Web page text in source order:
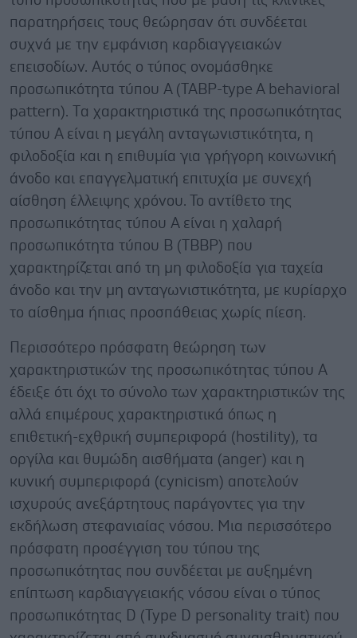
παρατηρήσεις τους θεώρησαν ότι συνδέεται
συχνά με την εμφάνιση καρδιαγγειακών
επεισοδίων. Αυτός ο τύπος ονομάσθηκε
προσωπικότητα τύπου Α (ΤΑΒP-type A behavioral
pattern). Tα χαρακτηριστικά της προσωπικότητας
τύπου Α είναι η μεγάλη ανταγωνιστικότητα, η
φιλοδοξία και η επιθυμία για γρήγορη κοινωνική
άνοδο και επαγγελματική επιτυχία με συνεχή
αίσθηση έλλειψης χρόνου. Το αντίθετο της
προσωπικότητας τύπου Α είναι η χαλαρή
προσωπικότητα τύπου Β (TBBP) που
χαρακτηρίζεται από τη μη φιλοδοξία για ταχεία
άνοδο και την μη ανταγωνιστικότητα, με κυρίαρχο
το αίσθημα ήπιας προσπάθειας χωρίς πίεση.
Περισσότερο πρόσφατη θεώρηση των
χαρακτηριστικών της προσωπικότητας τύπου Α
έδειξε ότι όχι το σύνολο των χαρακτηριστικών της
αλλά επιμέρους χαρακτηριστικά όπως η
επιθετική-εχθρική συμπεριφορά (hostility), τα
οργίλα και θυμώδη αισθήματα (anger) και η
κυνική συμπεριφορά (cynicism) αποτελούν
ισχυρούς ανεξάρτητους παράγοντες για την
εκδήλωση στεφανιαίας νόσου. Μια περισσότερο
πρόσφατη προσέγγιση του τύπου της
προσωπικότητας που συνδέεται με αυξημένη
επίπτωση καρδιαγγειακής νόσου είναι ο τύπος
πρoσωπικότητας D (Type D personality trait) που